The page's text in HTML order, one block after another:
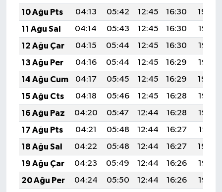
10 Ağu Pts
04:13 05:42 12:45 16:30
19:39
11 Ağu Sal
04:14 05:43 12:45 16:30
19:38
12 Ağu Çar
04:15 05:44 12:45 16:30
19:37
13 Ağu Per
04:16 05:44 12:45 16:29
19:36
14 Ağu Cum
04:17 05:45 12:45 16:29
19:34
15 Ağu Cts
04:18 05:46 12:45 16:28
19:33
16 Ağu Paz
04:20 05:47 12:44 16:28
19:32
17 Ağu Pts
04:21 05:48 12:44 16:27
19:31
18 Ağu Sal
04:22 05:48 12:44 16:27
19:30
19 Ağu Çar
04:23 05:49 12:44 16:26
19:28
20 Ağu Per
04:24 05:50 12:44 16:26
19:27